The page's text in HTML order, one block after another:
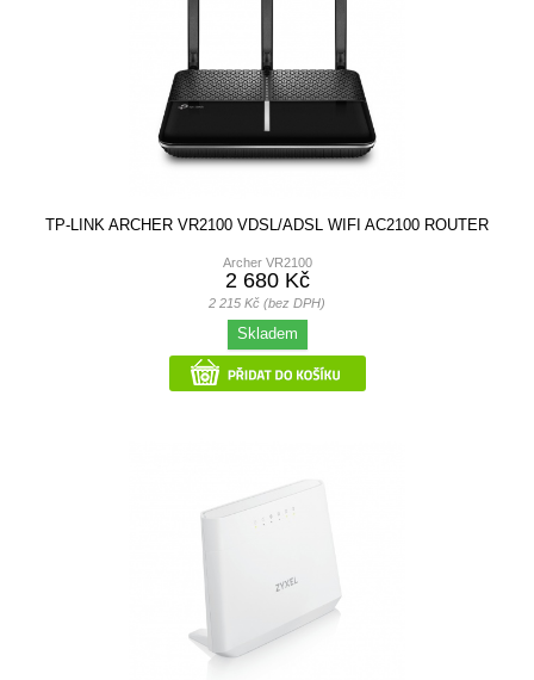
TP-LINK ARCHER VR2100 VDSL/ADSL WIFI AC2100 ROUTER
Archer VR2100
2 680 Kč
2 215 Kč (bez DPH)
Skladem